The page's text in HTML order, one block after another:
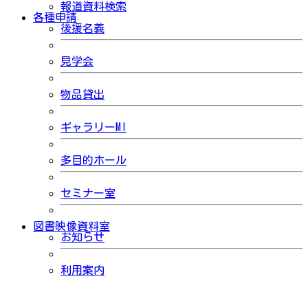
報道資料検索
各種申請
後援名義
見学会
物品貸出
ギャラリーMI
多目的ホール
セミナー室
図書映像資料室
お知らせ
利用案内